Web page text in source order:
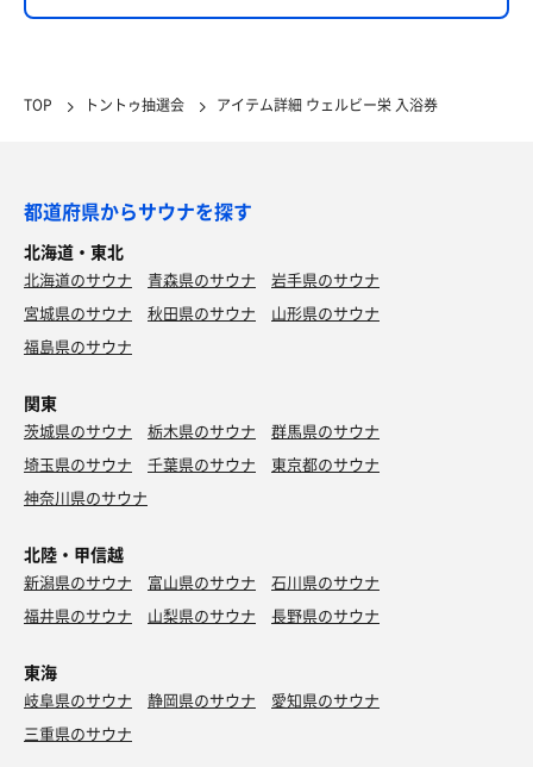
TOP トントゥ抽選会 アイテム詳細 ウェルビー栄 入浴券
都道府県からサウナを探す
北海道・東北
北海道のサウナ 青森県のサウナ
岩手県のサウナ
宮城県のサウナ
秋田県のサウナ
山形県のサウナ
福島県のサウナ
関東
茨城県のサウナ 栃木県のサウナ
群馬県のサウナ
埼玉県のサウナ
千葉県のサウナ
東京都のサウナ
神奈川県のサウナ
北陸・甲信越
新潟県のサウナ 富山県のサウナ
石川県のサウナ
福井県のサウナ
山梨県のサウナ 長野県のサウナ
東海
岐阜県のサウナ 静岡県のサウナ
愛知県のサウナ
三重県のサウナ